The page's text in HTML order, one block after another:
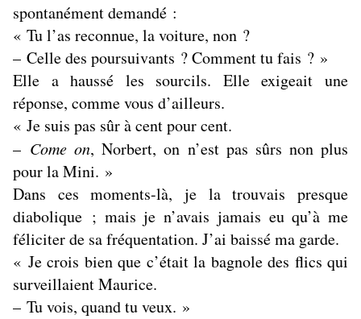
spontanément demandé :
« Tu l’as reconnue, la voiture, non ?
– Celle des poursuivants ? Comment tu fais ? »
Elle a haussé les sourcils. Elle exigeait une
réponse, comme vous d’ailleurs.
« Je suis pas sûr à cent pour cent.
– Come on, Norbert, on n’est pas sûrs non plus
pour la Mini. »
Dans ces moments-là, je la trouvais presque
diabolique ; mais je n’avais jamais eu qu’à me
féliciter de sa fréquentation. J’ai baissé ma garde.
« Je crois bien que c’était la bagnole des flics qui
surveillaient Maurice.
– Tu vois, quand tu veux. »